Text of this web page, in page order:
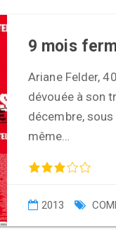
9 mois
Ariane Felder,
dévouée à son
décembre,
même…
2013